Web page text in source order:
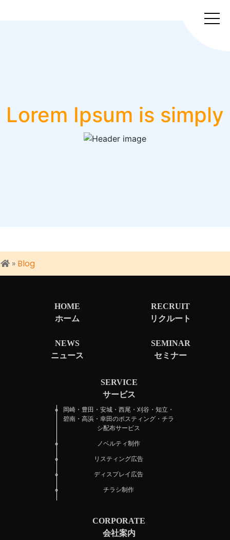
Lorem Ipsum is simply
» Blog
HOME
ホーム
RECRUIT
リクルート
NEWS
ニュース
SEMINAR
セミナー
SERVICE
サービス
岡崎・豊田・安城・西尾・刈谷・知立・
碧南・高浜・幸田のポスティング・チラ
シ配布サービス
ノベルティ制作
リスティング広告
ディスプレイ広告
チラシ制作
CORPORATE
会社案内